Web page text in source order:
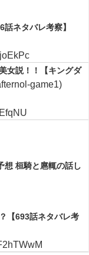
ネタバレ考察】
女説！！【キングダ
game1)
想 桓騎と扈輒の話し
【693話ネタバレ考